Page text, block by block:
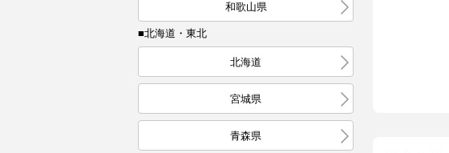
和歌山県
■北海道・東北
北海道
宮城県
青森県